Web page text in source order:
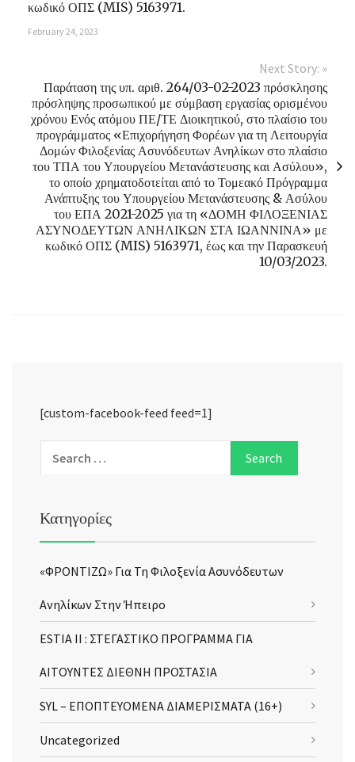
κωδικό ΟΠΣ (MIS) 5163971.
February 24, 2023
Next Story: »
Παράταση της υπ. αριθ. 264/03-02-2023 πρόσκλησης
πρόσληψης προσωπικού με σύμβαση εργασίας ορισμένου
χρόνου Ενός ατόμου ΠΕ/ΤΕ Διοικητικού, στο πλαίσιο του
προγράμματος «Επιχορήγηση Φορέων για τη Λειτουργία
Δομών Φιλοξενίας Ασυνόδευτων Ανηλίκων στο πλαίσιο
του ΤΠΑ του Υπουργείου Μετανάστευσης και Ασύλου»,
το οποίο χρηματοδοτείται από το Τομεακό Πρόγραμμα
Ανάπτυξης του Υπουργείου Μετανάστευσης & Ασύλου
του ΕΠΑ 2021-2025 για τη «ΔΟΜΗ ΦΙΛΟΞΕΝΙΑΣ
ΑΣΥΝΟΔΕΥΤΩΝ ΑΝΗΛΙΚΩΝ ΣΤΑ ΙΩΑΝΝΙΝΑ» με
κωδικό ΟΠΣ (MIS) 5163971, έως και την Παρασκευή
10/03/2023.
[custom-facebook-feed feed=1]
Κατηγορίες
«ΦΡΟΝΤΙΖΩ» Για Τη Φιλοξενία Ασυνόδευτων
Ανηλίκων Στην Ήπειρο
ESTIA II : ΣΤΕΓΑΣΤΙΚΟ ΠΡΟΓΡΑΜΜΑ ΓΙΑ
ΑΙΤΟΥΝΤΕΣ ΔΙΕΘΝΗ ΠΡΟΣΤΑΣΙΑ
SYL – ΕΠΟΠΤΕΥΟΜΕΝΑ ΔΙΑΜΕΡΙΣΜΑΤΑ (16+)
Uncategorized